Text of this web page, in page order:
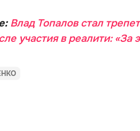
Влад Топалов стал
участия в реалити: «За